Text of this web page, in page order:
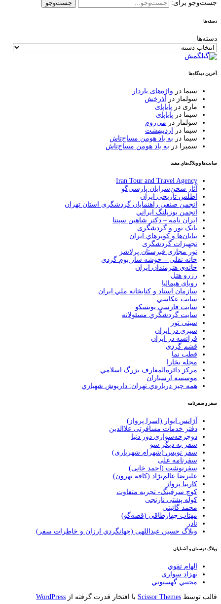
جست‌وجو برای:
دسته‌ها
دسته‌ها
آخرین دیدگاه‌ها
سیمادر واژه‌های باردار
سولمازدر آذرخش
ماریدر پایاپای
سیمادر پایاپای
سولمازدر می‌روم
سیمادر اردیبهشت
سیمادر به یاد هومن مساح‌تاش
سمیرا در به یاد هومن مساح‌تاش
سايت‌ها و وبلاگ‌هاي مفيد
Iran Tour and Travel Agency
آثار سخن‌سرايان پارسي‌گو
اطلس تاریخی ایران
انجمن صنفی راهنمایان گردشگری استان تهران
انجمن يوزپلنگ ايراني
ایران نامه – دکتر شاهین سپنتا
بانک تور و گردشگری
بيابان‌ها و كويرهاي ايران
تجهیزات گردشگری
تور مجازی قبرستان پرلاشز
خانه نقلی – خوشه سار بوم گردی
خانه‌ي هنرمندان ايران
رزرو هتل
رویای هیمالیا
سازمان اسناد و كتابخانه ملي ايران
سايت عكاسي
سايت فارسي يونسكو
سايت گردشگري مسئولانه
سیتی تور
سیری در ایران
فرانسه در ايران
قشم گردی
قطب نما
مجله بخارا
مركز دائره‌المعارف بزرگ اسلامي
موسسه ارسباران
همه چيز درباره‌ي تهران: داريوش شهبازي
سفر و سفرنامه
آژانس ایوار (اسرا پرواز)
دفتر خدمات مسافرتی علاالدین
دوچرخه‌سواري دور دنيا
سفر به دیگر سو
سفر نویس (شهرام شهریاری)
سفرنامه علی
سفرنوشت (احمد خانی)
عليرضا عالم‌نژاد (كافه تهرون)
کارینا پرواز
کوچ سرفینگ- تجربه متفاوت
کوله پشتی نارنجی
محمد گائینی
مهتاب چهارطاقی (قصه‌گو)
نادر
وبلاگ حسين عبداللهی (جهانگردي ارزان و خاطرات سفر)
وبلاگ دوستان و آشنایان
الهام تقوي
بهزاد سواری
مجتبي گهستوني
قالب توسطScissor Themesبا افتخار قدرت گرفته از WordPress